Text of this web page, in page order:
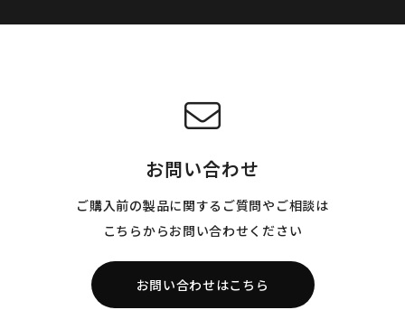
お問い合わせ
ご購入前の製品に関するご質問やご相談は
こちらからお問い合わせください
お問い合わせはこちら